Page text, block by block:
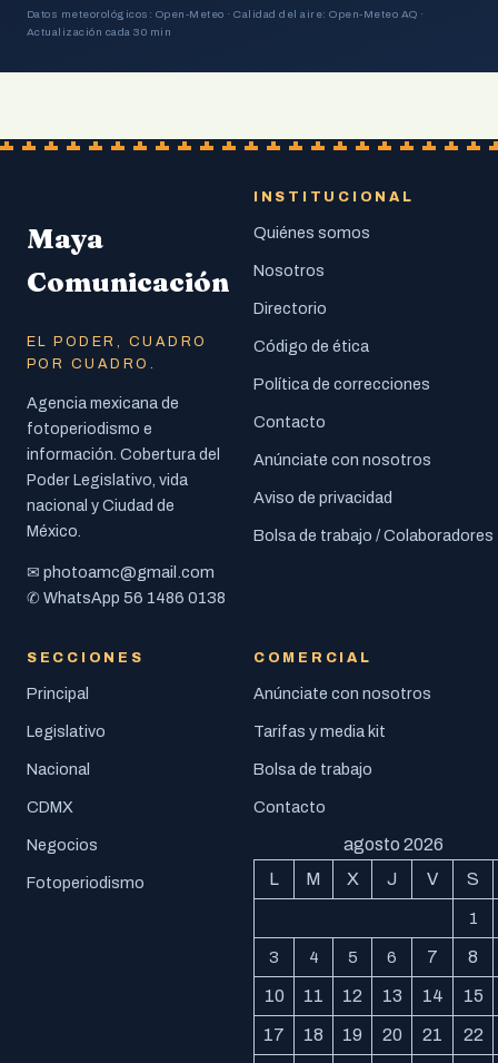
Datos meteorológicos: Open-Meteo · Calidad del aire: Open-Meteo AQ ·
Actualización cada 30 min
Maya
Comunicación
EL PODER, CUADRO
POR CUADRO.
Agencia mexicana de
fotoperiodismo e
información. Cobertura del
Poder Legislativo, vida
nacional y Ciudad de
México.
✉ photoamc@gmail.com
✆ WhatsApp 56 1486 0138
INSTITUCIONAL
Quiénes somos
Nosotros
Directorio
Código de ética
Política de correcciones
Contacto
Anúnciate con nosotros
Aviso de privacidad
Bolsa de trabajo / Colaboradores
SECCIONES
Principal
Legislativo
Nacional
CDMX
Negocios
Fotoperiodismo
COMERCIAL
Anúnciate con nosotros
Tarifas y media kit
Bolsa de trabajo
Contacto
agosto 2026
L
M X J V S
1
3 4 5 6 7 8
10 11 12 13 14 15
17 18 19 20 21 22